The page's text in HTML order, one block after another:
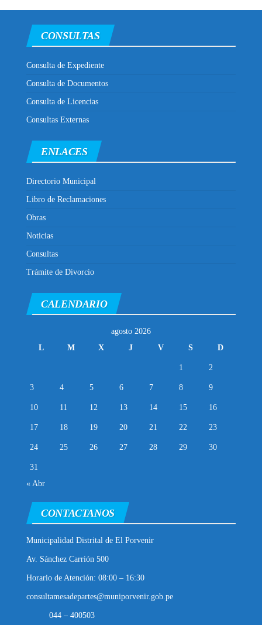
CONSULTAS
Consulta de Expediente
Consulta de Documentos
Consulta de Licencias
Consultas Externas
ENLACES
Directorio Municipal
Libro de Reclamaciones
Obras
Noticias
Consultas
Trámite de Divorcio
CALENDARIO
agosto 2026
L
M X J V S D
1 2
3 4 5 6 7 8 9
10 11 12 13 14 15 16
17 18 19 20 21 22 23
24 25 26 27 28 29 30
31
« Abr
CONTACTANOS
Municipalidad Distrital de El Porvenir
Av. Sánchez Carrión 500
Horario de Atención: 08:00 – 16:30
consultamesadepartes@muniporvenir.gob.pe
044 – 400503